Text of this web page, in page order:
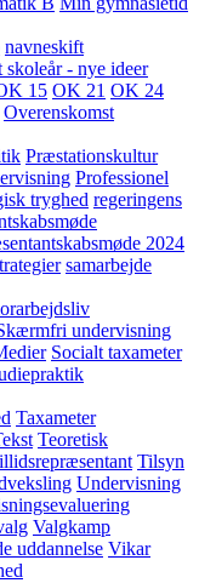
navneskift
skoleår - nye ideer
15 OK 21 OK 24
Overenskomst
Præstationskultur
Professionel
tryghed regeringens
2024
samarbejde
undervisning
Socialt taxameter
Taxameter
Teoretisk
Tilsyn
Undervisning
Valgkamp
uddannelse Vikar